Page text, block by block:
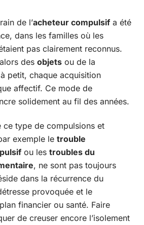
de l’acheteur compulsif a été
dans les familles où les
pas clairement reconnus.
des objets ou de la
petit, chaque acquisition
affectif. Ce mode de
solidement au fil des années.
ce type de compulsions et
exemple le trouble
ou les troubles du
, ne sont pas toujours
dans la récurrence du
provoquée et le
financier ou santé. Faire
de creuser encore l’isolement